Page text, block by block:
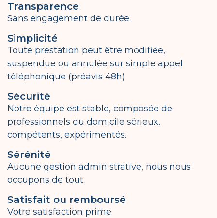
Transparence
Sans engagement de durée.
Simplicité
Toute prestation peut être modifiée,
suspendue ou annulée sur simple appel
téléphonique (préavis 48h)
Sécurité
Notre équipe est stable, composée de
professionnels du domicile sérieux,
compétents, expérimentés.
Sérénité
Aucune gestion administrative, nous nous
occupons de tout.
Satisfait ou remboursé
Votre satisfaction prime.